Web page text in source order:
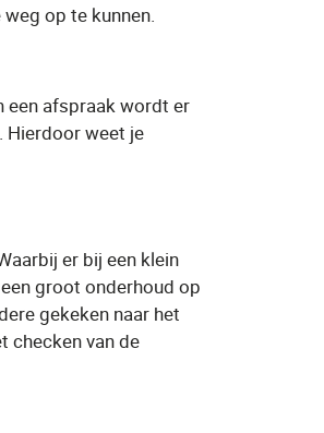
op te kunnen.
een afspraak wordt er
Hierdoor weet je
er bij een klein
groot onderhoud op
gekeken naar het
checken van de